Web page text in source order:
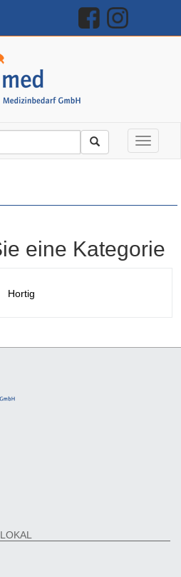
Toggle
eine Kategorie
Hortig